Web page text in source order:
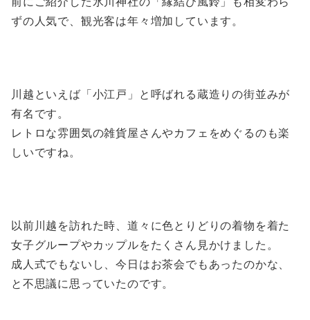
ずの人気で、観光客は年々増加しています。
川越といえば「小江戸」と呼ばれる蔵造りの街並みが
有名です。
レトロな雰囲気の雑貨屋さんやカフェをめぐるのも楽
しいですね。
以前川越を訪れた時、道々に色とりどりの着物を着た
女子グループやカップルをたくさん見かけました。
成人式でもないし、今日はお茶会でもあったのかな、
と不思議に思っていたのです。